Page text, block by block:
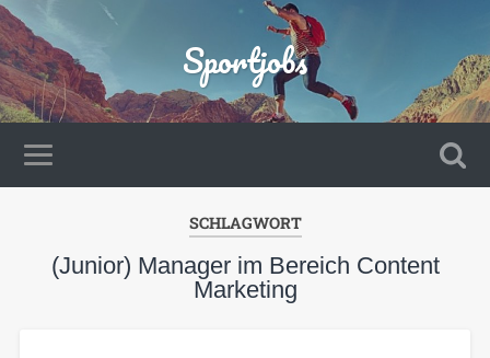
Sportjobs
SCHLAGWORT
(Junior) Manager im Bereich Content
Marketing